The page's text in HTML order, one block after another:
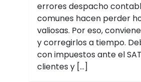
errores despacho
comunes hacen perder
valiosas. Por eso,
y corregirlos a tiempo.
con impuestos ante el
clientes y […]